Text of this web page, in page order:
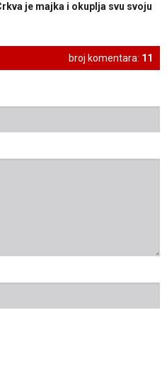
je majka i okuplja svu svoju
broj komentara: 11